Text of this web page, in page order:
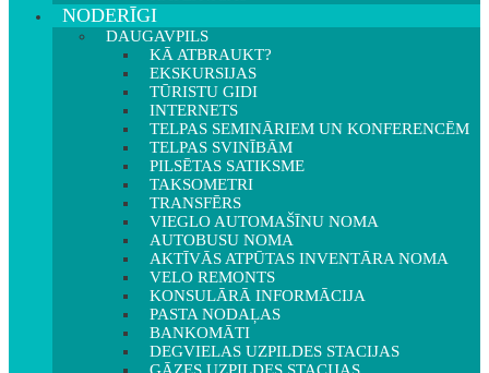
NODERĪGI
DAUGAVPILS
KĀ ATBRAUKT?
EKSKURSIJAS
TŪRISTU GIDI
INTERNETS
TELPAS SEMINĀRIEM UN KONFERENCĒM
TELPAS SVINĪBĀM
PILSĒTAS SATIKSME
TAKSOMETRI
TRANSFĒRS
VIEGLO AUTOMAŠĪNU NOMA
AUTOBUSU NOMA
AKTĪVĀS ATPŪTAS INVENTĀRA NOMA
VELO REMONTS
KONSULĀRĀ INFORMĀCIJA
PASTA NODAĻAS
BANKOMĀTI
DEGVIELAS UZPILDES STACIJAS